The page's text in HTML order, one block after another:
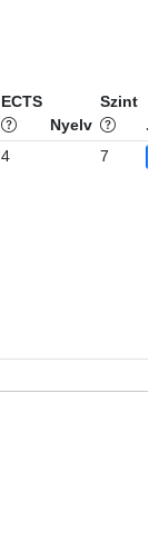
ECTS
Nyelv
Szint
...
4 7